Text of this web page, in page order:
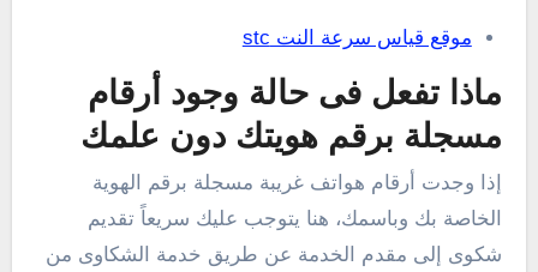
موقع قياس سرعة النت stc
ماذا تفعل فى حالة وجود أرقام
مسجلة برقم هويتك دون علمك
إذا وجدت أرقام هواتف غريبة مسجلة برقم الهوية
الخاصة بك وباسمك، هنا يتوجب عليك سريعاً تقديم
شكوى إلى مقدم الخدمة عن طريق خدمة الشكاوى من